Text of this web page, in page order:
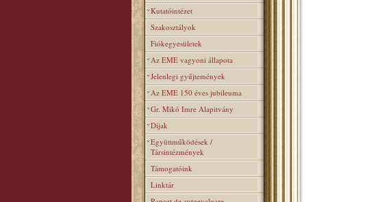
Kutatóintézet
Szakosztályok
Fiókegyesületek
Az EME vagyoni állapota
Jelenlegi gyűjtemények
Az EME 150 éves jubileuma
Gr. Mikó Imre Alapitvány
Díjak
Együttműködések /
Társintézmények
Támogatóink
Linktár